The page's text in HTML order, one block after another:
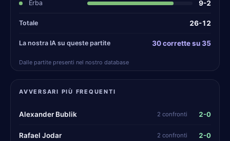
Erba 9-2
Totale 26-12
La nostra IA su queste partite 30 corrette su 35
Dalle partite presenti nel nostro database
AVVERSARI PIÙ FREQUENTI
Alexander Bublik 2 confronti 2-0
Rafael Jodar 2 confronti 2-0